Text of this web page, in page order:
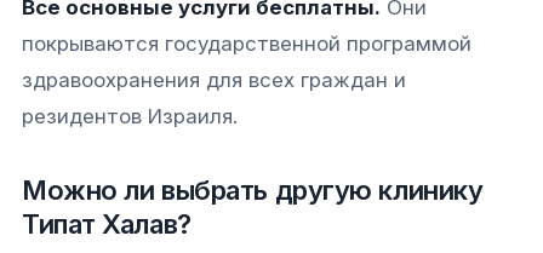
Все основные услуги бесплатны. Они
покрываются государственной программой
здравоохранения для всех граждан и
резидентов Израиля.
Можно ли выбрать другую клинику
Типат Халав?